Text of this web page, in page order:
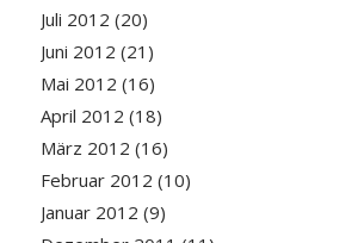
Juli 2012 (20)
Juni 2012 (21)
Mai 2012 (16)
April 2012 (18)
März 2012 (16)
Februar 2012 (10)
Januar 2012 (9)